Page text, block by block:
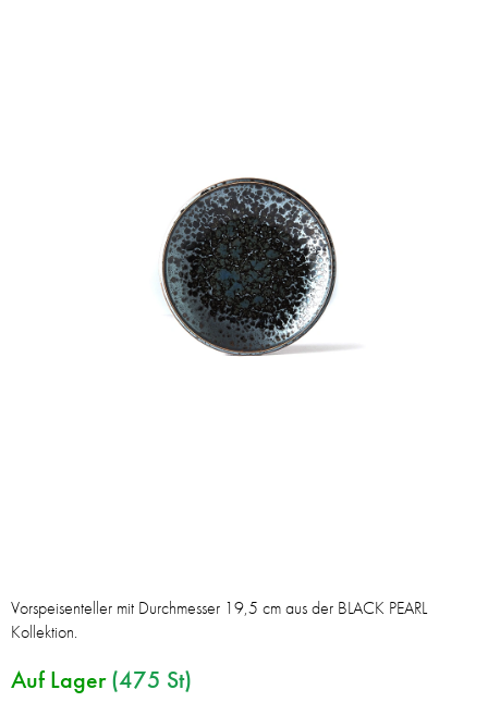
Auf Lager(475 St)
Vorspeisenteller mit Durchmesser 19,5 cm aus der BLACK PEARL
Kollektion.